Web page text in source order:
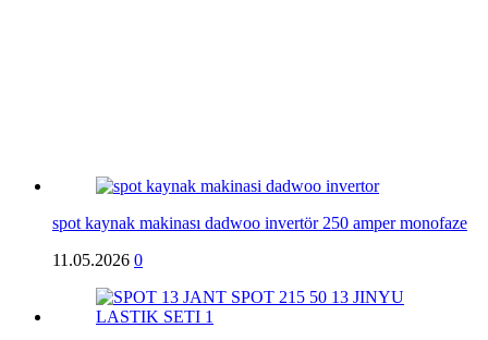
spot kaynak makinası dadwoo invertör 250 amper monofaze
11.05.2026 0